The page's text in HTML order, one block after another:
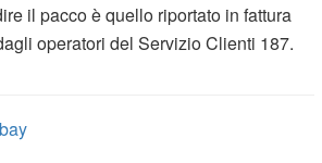
il pacco è quello riportato in fattura
operatori del Servizio Clienti 187.